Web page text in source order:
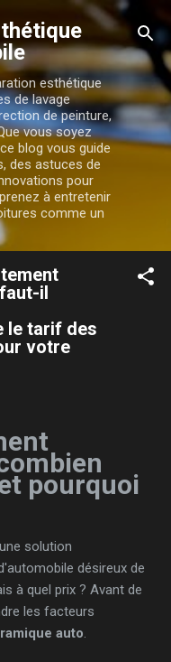
principal
esthétique
de lavage
de peinture,
vous soyez
blog vous guide
des astuces de
pour
à entretenir
comme un
il
le tarif des
votre
pourquoi
solution
désireux de
à quel prix ? Avant de
les facteurs
auto